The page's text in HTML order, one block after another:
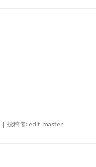
| 投稿者:edit-master